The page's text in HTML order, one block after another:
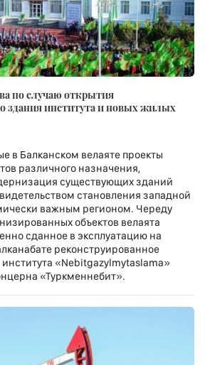
по случаю открытия
здания института и новых жилых
в Балканском велаяте проекты
различного назначения,
существующих зданий
становления западной
важным регионом. Череду
объектов велаята
сданное в эксплуатацию на
реконструированное
«Nebitgazylmytaslama»
«Туркменнебит».